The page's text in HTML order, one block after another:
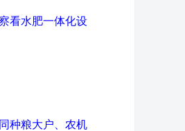
看水肥一体化设
种粮大户、农机